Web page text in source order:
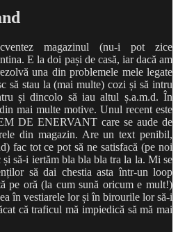
magazinul (nu-i pot zice
E la doi pași de casă, iar dacă am
una din problemele mele legate
să stau la (mai multe) cozi și să intru
și dincolo să iau altul ș.a.m.d. În
mai multe motive. Unul recent este
DE ENERVANT care se aude de
din magazin. Are un text penibil,
fac tot ce pot să ne satisfacă (pe noi
să-i iertăm bla bla bla tra la la. Mi se
să dai chestia asta într-un loop
pe oră (la cum sună oricum e mult!)
în vestiarele lor și în birourile lor să-i
că traficul mă impiedică să mă mai